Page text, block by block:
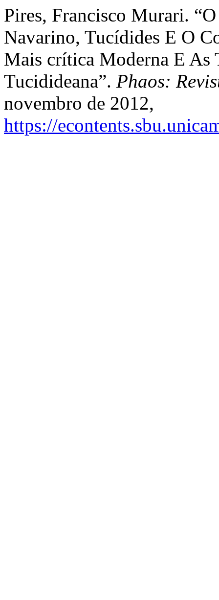
Pires, Francisco Murari.
Navarino, Tucídides E O
Mais crítica Moderna E As
Tucidideana”. Phaos:
novembro de 2012,
https://